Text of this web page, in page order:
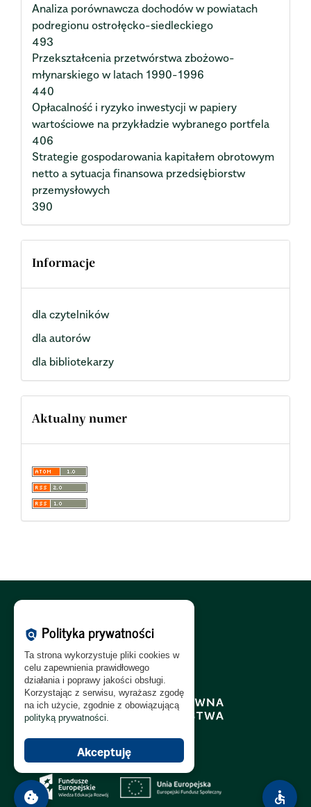
Analiza porównawcza dochodów w powiatach
podregionu ostrołęcko-siedleckiego
493
Przekształcenia przetwórstwa zbożowo-
młynarskiego w latach 1990-1996
440
Opłacalność i ryzyko inwestycji w papiery
wartościowe na przykładzie wybranego portfela
406
Strategie gospodarowania kapitałem obrotowym
netto a sytuacja finansowa przedsiębiorstw
przemysłowych
390
Informacje
dla czytelników
dla autorów
dla bibliotekarzy
Aktualny numer
Polityka Prywatności:PL
Polityka RODO:PL|EN
accessible
cookie
policy Polityka prywatności
Ta strona wykorzystuje pliki cookies w
celu zapewnienia prawidłowego
działania i poprawy jakości obsługi.
Korzystając z serwisu, wyrażasz zgodę
na ich użycie, zgodnie z obowiązującą
polityką prywatności
Akceptuję